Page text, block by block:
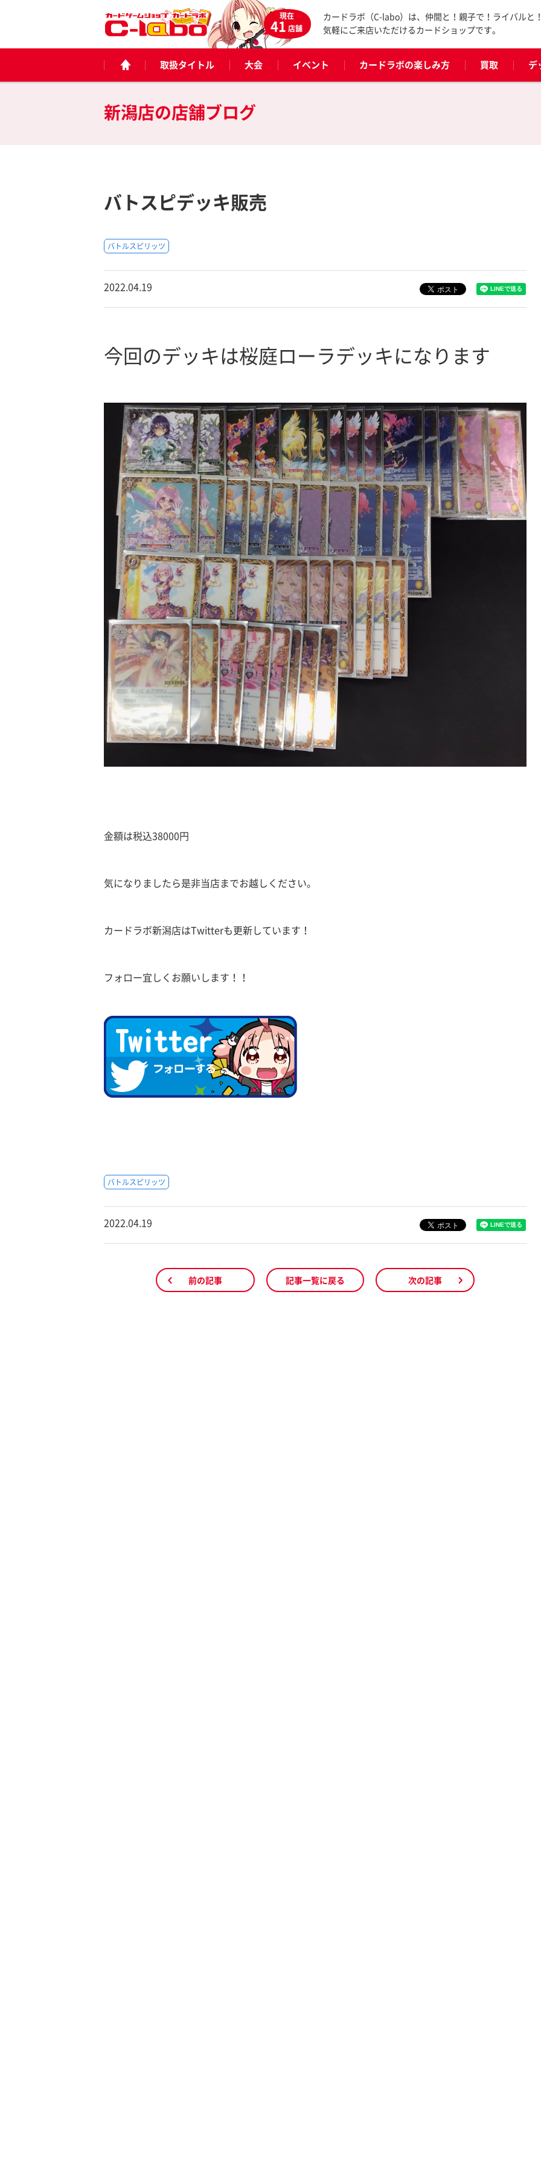
現在
41店舗
カードラボ（C-labo）は、仲間と！親子で！ライバルと
気軽にご来店いただけるカードショップです。
取扱タイトル 大会 イベント カードラボの楽しみ方 買取 デ
新潟店の店舗ブログ
バトスピデッキ販売
バトルスピリッツ
2022.04.19
今回のデッキは桜庭ローラデッキになります
金額は税込38000円
気になりましたら是非当店までお越しください。
カードラボ新潟店はTwitterも更新しています！
フォロー宜しくお願いします！！
バトルスピリッツ
2022.04.19
前の記事 記事一覧に戻る 次の記事